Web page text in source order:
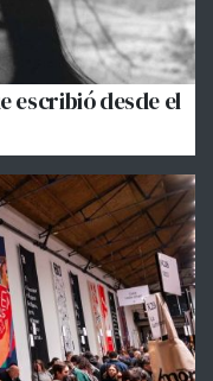
escribió desde el